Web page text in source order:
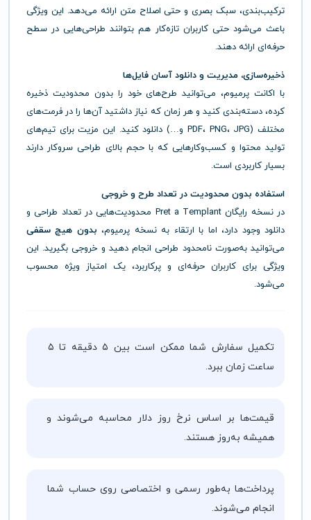
ترکیب‌بندی، سبک بصری و حتی اصلاح متن ارائه می‌دهد. این ویژگی
باعث می‌شود حتی کاربران تازه‌کار هم بتوانند طراحی‌هایی در سطح
حرفه‌ای ارائه دهند.
ذخیره‌سازی، مدیریت و دانلود آسان فایل‌ها
با اکانت پرمیوم، می‌توانید طرح‌های خود را بدون محدودیت ذخیره
کرده، دسته‌بندی کنید و هر زمان که نیاز داشتید آن‌ها را در فرمت‌های
مختلف (PDF، PNG، JPG و…) دانلود کنید. این مزیت برای تیم‌های
تولید محتوا و کسب‌وکارهایی که با حجم بالای طراحی سروکار دارند
بسیار کاربردی است.
استفاده بدون محدودیت در تعداد طرح و خروجی
در نسخه رایگان Pret a Templant محدودیت‌هایی در تعداد طراحی و
دانلود وجود دارد، اما با ارتقاء به نسخه پرمیوم، بدون هیچ سقفی
می‌توانید به‌صورت نامحدود طراحی انجام دهید و خروجی بگیرید. این
ویژگی برای کاربران حرفه‌ای و پرکاربرد، یک امتیاز ویژه محسوب
می‌شود.
تکمیل سفارش شما ممکن است بین ۵ دقیقه تا ۵
ساعت زمان ببرد.
قیمت‌ها بر اساس نرخ روز دلار محاسبه می‌شوند و
همیشه به‌روز هستند.
پرداخت‌ها به‌طور رسمی و اختصاصی روی حساب شما
انجام می‌شوند.